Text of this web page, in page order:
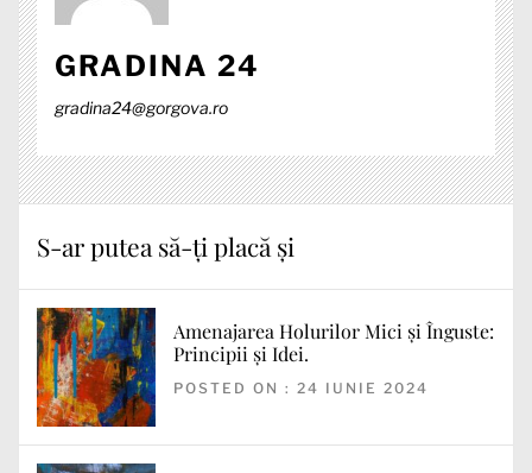
GRADINA 24
gradina24@gorgova.ro
S-ar putea să-ți placă și
Amenajarea Holurilor Mici și Înguste:
Principii și Idei.
POSTED ON : 24 IUNIE 2024